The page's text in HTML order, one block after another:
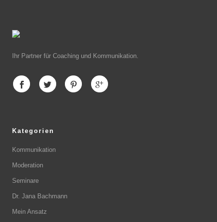
Ihr Partner für Coaching und Kommunikation.
Kategorien
Kommunikation
Moderation
Seminare
Dr. Jana Bachmann
Mein Ansatz